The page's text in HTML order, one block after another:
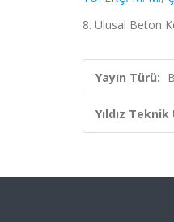
8. Ulusal Beton
Yayın Türü:
Yıldız